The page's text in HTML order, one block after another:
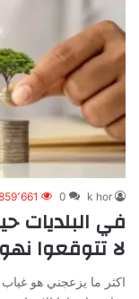
k hor
0
في البلديات
لا تتوقعوا
اكثر ما يزعجني هو